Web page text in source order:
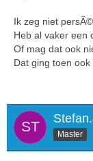
Ik zeg niet
Heb al vaker een
Of mag dat ook
Dat ging toen
Master